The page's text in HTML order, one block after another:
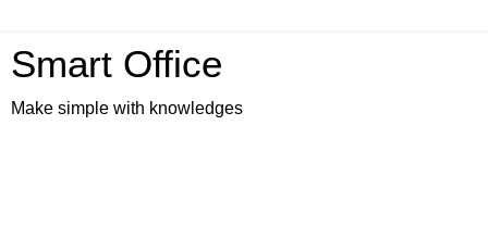
Smart Office
Make simple with knowledges